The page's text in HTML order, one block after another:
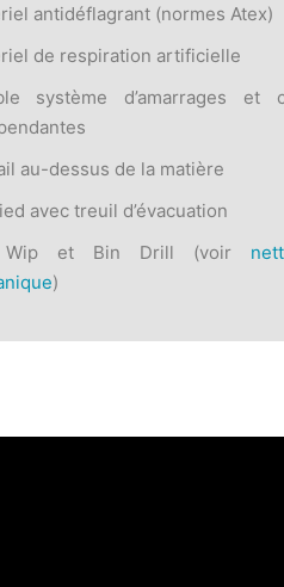
antidéflagrant (normes Atex)
de respiration artificielle
système d’amarrages et
au-dessus de la matière
avec treuil d’évacuation
Wip et Bin Drill (voir
)